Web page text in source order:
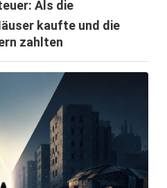
Als die
kaufte und die
zahlten